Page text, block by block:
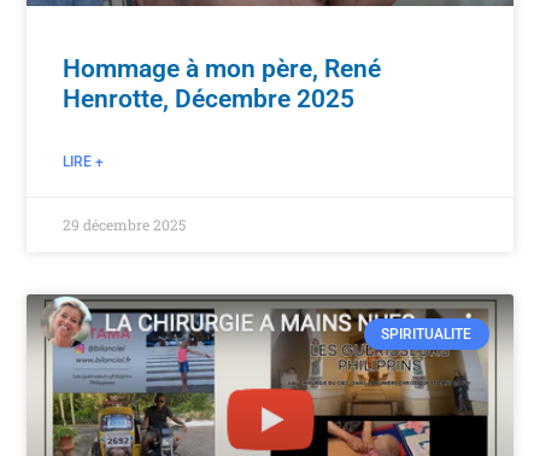
Hommage à mon père, René
Henrotte, Décembre 2025
LIRE +
29 décembre 2025
SPIRITUALITE